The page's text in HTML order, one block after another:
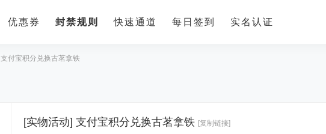
优惠券 封禁规则 快速通道 每日签到 实名认证
支付宝积分兑换古茗拿铁
[实物活动] 支付宝积分兑换古茗拿铁 [复制链接]